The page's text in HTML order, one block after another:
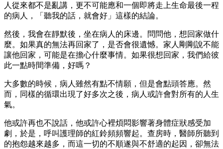
人從來都不是亂講，更不可能應和一個即將走上生命最後一程
的病人，「聽我的話，就會好」這樣的結論。
然後，我會在靜默後，坐在病人的床邊。問問他，想回家做什
麼。如果真的無法再回家了，是否會很遺憾。家人剛剛說不能
讓他回家，可能是在擔心什麼事情。如果很想回家，我們給彼
此一點時間準備，好嗎？
大多數的時候，病人雖然有點不情願，但是會點頭答應。然
而，同樣的循環出現了好多次之後，病人或許會對所有的人生
氣。
他或許再也不說話，他或許心裡煩悶影響著身體症狀感受加
劇，於是，呼叫護理師的紅鈴頻頻響起。查房時，醫師所聽到
的抱怨越來越多，而這一切的不順遂與不舒適的起因，卻無法